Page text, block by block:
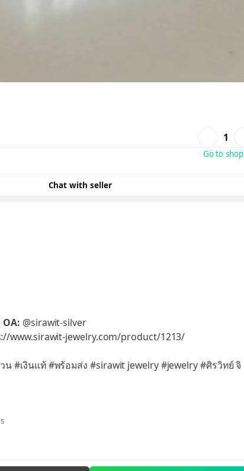
1
Go to shop
Chat with seller
OA: @sirawit-silver
www.sirawit-jewelry.com/product/1213/
น #เงินแท้ #พร้อมส่ง #sirawit jewelry #jewelry #ศิรวิทย์ จิ